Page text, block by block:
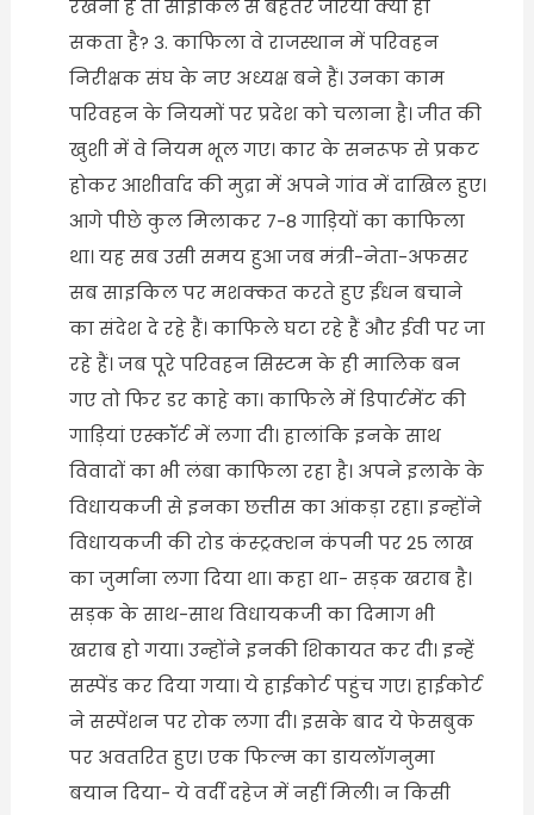
रखनी है तो साइकिल से बेहतर जरिया क्या हो
सकता है? 3. काफिला वे राजस्थान में परिवहन
निरीक्षक संघ के नए अध्यक्ष बने हैं। उनका काम
परिवहन के नियमों पर प्रदेश को चलाना है। जीत की
खुशी में वे नियम भूल गए। कार के सनरूफ से प्रकट
होकर आशीर्वाद की मुद्रा में अपने गांव में दाखिल हुए।
आगे पीछे कुल मिलाकर 7-8 गाड़ियों का काफिला
था। यह सब उसी समय हुआ जब मंत्री-नेता-अफसर
सब साइकिल पर मशक्कत करते हुए ईंधन बचाने
का संदेश दे रहे हैं। काफिले घटा रहे हैं और ईवी पर जा
रहे हैं। जब पूरे परिवहन सिस्टम के ही मालिक बन
गए तो फिर डर काहे का। काफिले में डिपार्टमेंट की
गाड़ियां एस्कॉर्ट में लगा दी। हालांकि इनके साथ
विवादों का भी लंबा काफिला रहा है। अपने इलाके के
विधायकजी से इनका छत्तीस का आंकड़ा रहा। इन्होंने
विधायकजी की रोड कंस्ट्रक्शन कंपनी पर 25 लाख
का जुर्माना लगा दिया था। कहा था- सड़क खराब है।
सड़क के साथ-साथ विधायकजी का दिमाग भी
खराब हो गया। उन्होंने इनकी शिकायत कर दी। इन्हें
सस्पेंड कर दिया गया। ये हाईकोर्ट पहुंच गए। हाईकोर्ट
ने सस्पेंशन पर रोक लगा दी। इसके बाद ये फेसबुक
पर अवतरित हुए। एक फिल्म का डायलॉगनुमा
बयान दिया- ये वर्दी दहेज में नहीं मिली। न किसी